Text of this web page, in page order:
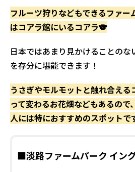
フルーツ狩りなどもできるファー
はコアラ館にいるコアラ🐨
日本ではあまり見かけることの
を存分に堪能できます！
うさぎやモルモットと触れ合える
って変わるお花畑などもあるので
人には特におすすめのスポットで
■淡路ファームパーク イン